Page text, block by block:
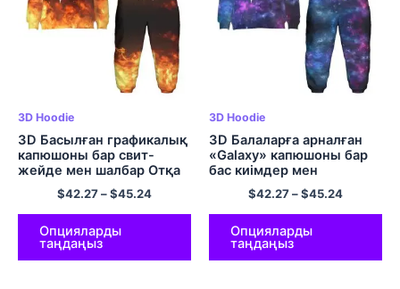
3D Hoodie
3D Басылған графикалық
капюшоны бар свит-
жейде мен шалбар Отқа
арналған юбка
жиынтықтары Балаларға
арналған жайлы
полиэфир капюди
$42.27–$45.24
Опцияларды
таңдаңыз
3D Hoodie
3D Балаларға арналған
«Galaxy» капюшоны бар
бас киімдер мен
шалбарлар Universe
Hoodie жиынтықтары
$42.27–$45.24
Опцияларды
таңдаңыз